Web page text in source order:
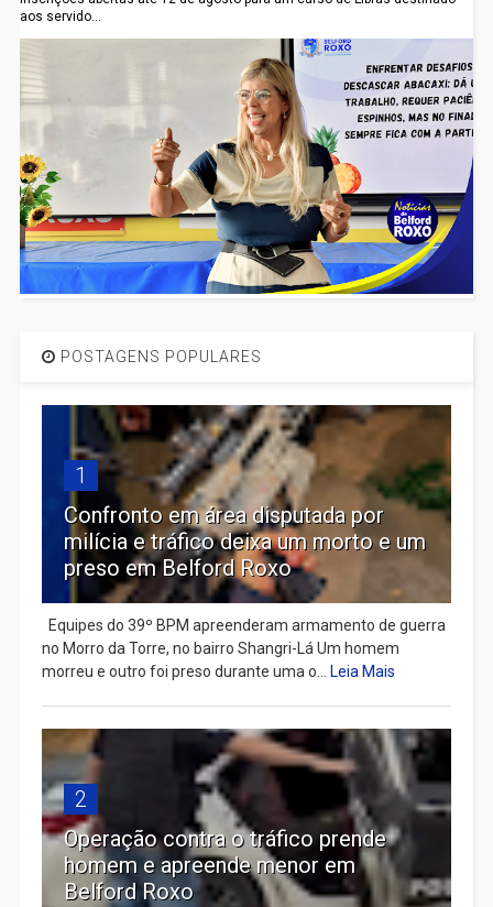
aos servido...
POSTAGENS POPULARES
1
Confronto em área disputada por
milícia e tráfico deixa um morto e um
preso em Belford Roxo
Equipes do 39º BPM apreenderam armamento de guerra
no Morro da Torre, no bairro Shangri-Lá Um homem
morreu e outro foi preso durante uma o...
Leia Mais
2
Operação contra o tráfico prende
homem e apreende menor em
Belford Roxo